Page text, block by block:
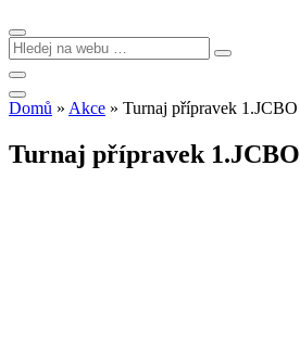
Domů » Akce » Turnaj přípravek 1.JCBO
Turnaj přípravek 1.JCBO